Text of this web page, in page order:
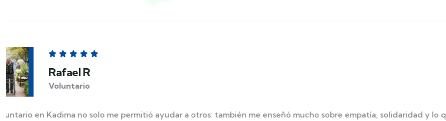
Kadima me abrió las puertas a un mundo de posibilidades. Gracias al apoyo y acompañamiento, aprendí